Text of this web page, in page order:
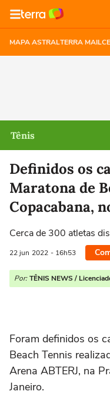
MAPA ASTRALTERRA MAIL
Tênis
Definidos os
Maratona de
Copacabana,
Cerca de 300 atletas
22 jun 2022 - 16h53
Por: TÊNIS NEWS /
Foram definidos os
Beach Tennis
Arena ABTERJ, na
Janeiro.